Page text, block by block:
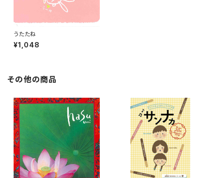
うたたね
¥1,048
その他の商品